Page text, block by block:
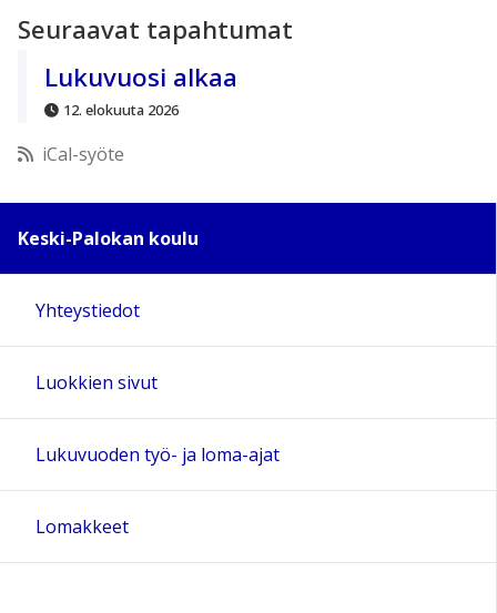
12:00
15:00
16:00
17:00
18:00
Seuraavat tapahtumat
Lukuvuosi alkaa
12. elokuuta 2026
iCal-syöte
Keski-Palokan koulu
Yhteystiedot
Luokkien sivut
Lukuvuoden työ- ja loma-ajat
Lomakkeet